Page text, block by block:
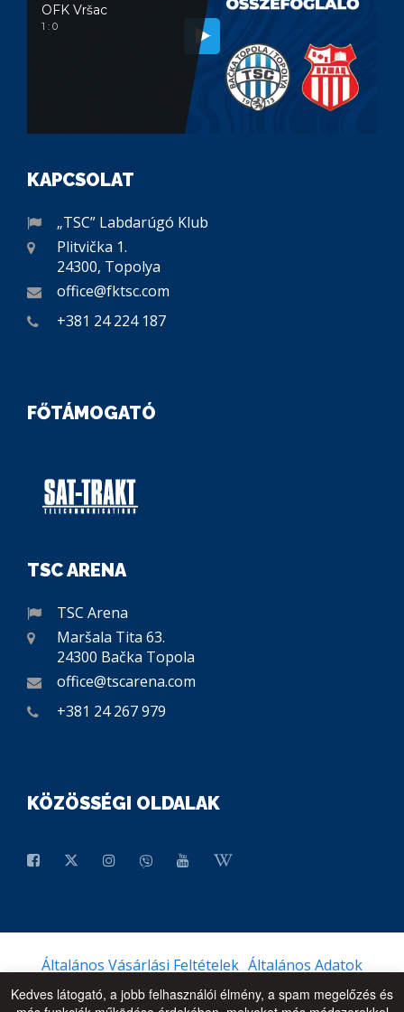
OFK Vršac
1 : 0
KAPCSOLAT
„TSC” Labdarúgó Klub
Plitvička 1.
24300, Topolya
office@fktsc.com
+381 24 224 187
FŐTÁMOGATÓ
TSC ARENA
TSC Arena
Maršala Tita 63.
24300 Bačka Topola
office@tscarena.com
+381 24 267 979
KÖZÖSSÉGI OLDALAK
Általános Vásárlási Feltételek Általános Adatok
Kedves látogató, a jobb felhasználói élmény, a spam megelőzés és